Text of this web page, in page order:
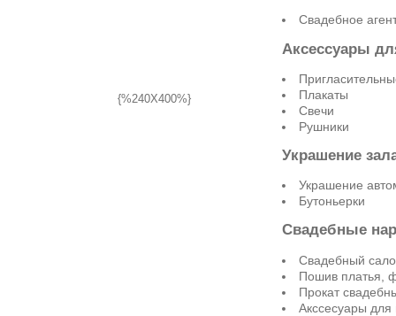
{%240X400%}
Свадебное
Аксессуары
Плакаты
Свечи
Рушники
Украшение
Украшение
Бутоньерки
Свадебные
Свадебный
Пошив платья,
Прокат
Акссесуары для